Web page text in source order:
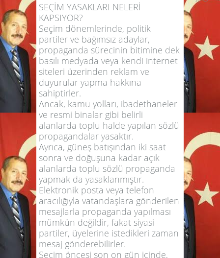
SEÇİM YASAKLARI NELERİ
KAPSIYOR?
Seçim dönemlerinde, politik
partiler ve bağımsız adaylar,
propaganda sürecinin bitimine dek
basılı medyada veya kendi internet
siteleri üzerinden reklam ve
duyurular yapma hakkına
sahiptirler.
Ancak, kamu yolları, ibadethaneler
ve resmi binalar gibi belirli
alanlarda toplu halde yapılan sözlü
propagandalar yasaktır.
Ayrıca, güneş batışından iki saat
sonra ve doğuşuna kadar açık
alanlarda toplu sözlü propaganda
yapmak da yasaklanmıştır.
Elektronik posta veya telefon
aracılığıyla vatandaşlara gönderilen
mesajlarla propaganda yapılması
mümkün değildir, fakat siyasi
partiler, üyelerine istedikleri zaman
mesaj gönderebilirler.
Seçim öncesi son on gün içinde,